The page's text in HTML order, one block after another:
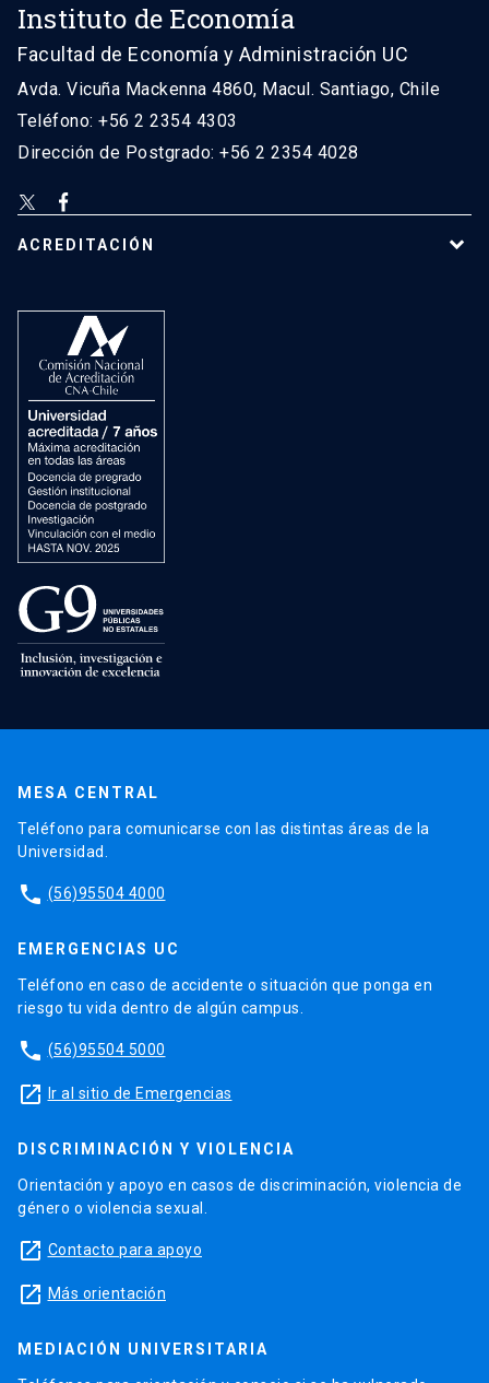
Instituto de Economía
Facultad de Economía y Administración UC
Avda. Vicuña Mackenna 4860, Macul. Santiago, Chile
Teléfono: +56 2 2354 4303
Dirección de Postgrado: +56 2 2354 4028
ACREDITACIÓN
MESA CENTRAL
Teléfono para comunicarse con las distintas áreas de la
Universidad.
phone (56)95504 4000
EMERGENCIAS UC
Teléfono en caso de accidente o situación que ponga en
riesgo tu vida dentro de algún campus.
phone (56)95504 5000
launch Ir al sitio de Emergencias
DISCRIMINACIÓN Y VIOLENCIA
Orientación y apoyo en casos de discriminación, violencia de
género o violencia sexual.
launch Contacto para apoyo
launch Más orientación
MEDIACIÓN UNIVERSITARIA